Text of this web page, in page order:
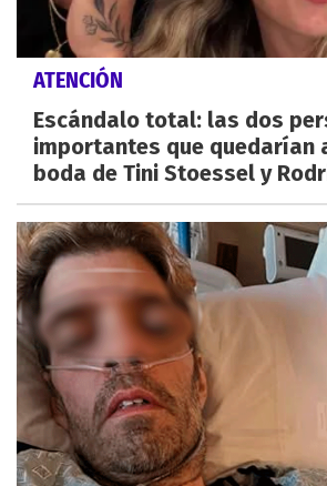
ATENCIÓN
Escándalo total: las dos
importantes que quedarían
boda de Tini Stoessel y